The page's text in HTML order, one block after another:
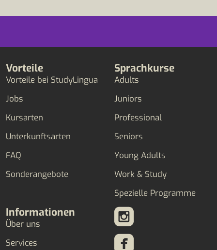
Vorteile
Vorteile bei StudyLingua
Jobs
Kursarten
Unterkunftsarten
FAQ
Sonderangebote
Sprachkurse
Adults
Juniors
Professional
Seniors
Young Adults
Work & Study
Spezielle Programme
Informationen
Über uns
Services